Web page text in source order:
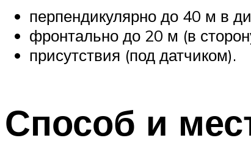
перпендикулярно до 40 м в
фронтально до 20 м (в
присутствия (под датчиком).
Способ и